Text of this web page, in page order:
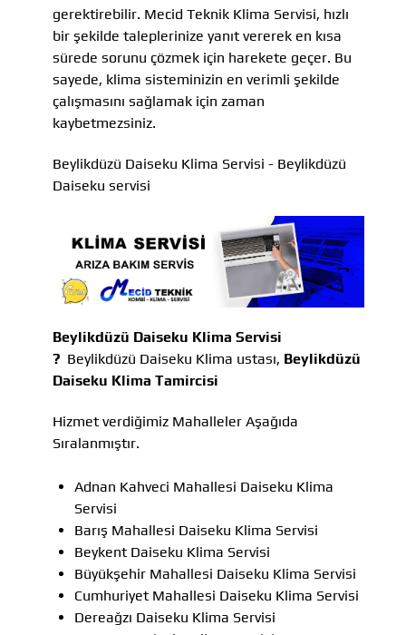
gerektirebilir. Mecid Teknik Klima Servisi, hızlı
bir şekilde taleplerinize yanıt vererek en kısa
sürede sorunu çözmek için harekete geçer. Bu
sayede, klima sisteminizin en verimli şekilde
çalışmasını sağlamak için zaman
kaybetmezsiniz.
Beylikdüzü Daiseku Klima Servisi - Beylikdüzü
Daiseku servisi
Beylikdüzü Daiseku Klima Servisi
? Beylikdüzü Daiseku Klima ustası, Beylikdüzü
Daiseku Klima Tamircisi
Hizmet verdiğimiz Mahalleler Aşağıda
Sıralanmıştır.
Adnan Kahveci Mahallesi Daiseku Klima
Servisi
Barış Mahallesi Daiseku Klima Servisi
Beykent Daiseku Klima Servisi
Büyükşehir Mahallesi Daiseku Klima Servisi
Cumhuriyet Mahallesi Daiseku Klima Servisi
Dereağzı Daiseku Klima Servisi